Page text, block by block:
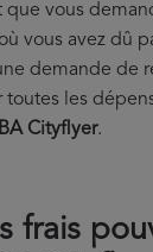
que vous
vous avez dû
demande de
toutes les
Cityflyer.
frais